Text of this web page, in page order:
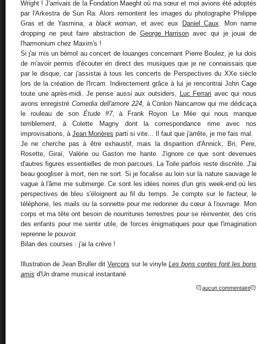
Wright ! J'arrivais de la Fondation Maeght où ma sœur et moi avions été adoptés
par l'Arkestra de Sun Ra. Alors remontent les images du photographe Philippe
Gras et de Yasmina, a black woman, et avec eux Daniel Caux . Mon name
dropping ne peut faire abstraction de George Harrison avec qui je jouai de
l'harmonium chez Maxim's !
Si j'ai mis un bémol au concert de louanges concernant Pierre Boulez, je lui dois
de m'avoir permis d'écouter en direct des musiques que je ne connaissais que
par le disque, car j'assistai à tous les concerts de Perspectives du XXe siècle
lors de la création de l'Ircam. Indirectement grâce à lui je rencontrai John Cage
toute une après-midi. Je pense aussi aux outsiders,
Luc Ferrari avec qui nous
avons enregistré Comedia dell'amore 224, à Conlon Nancarrow qui me dédicaça
le rouleau de sonÉtude #7, à Frank Royon Le Mée qui nous manque
terriblement, à Colette Magny dont la correspondance rime avec nos
improvisations, à Jean Morières parti si vite... Il faut que j'arrête, je me fais mal.
Je ne cherche pas à être exhaustif, mais la disparition d'Annick, Bri, Pere,
Rosette, Giraï, Valérie ou Gaston me hante. J'ignore ce que sont devenues
d'autres figures essentielles de mon parcours. La Toile parfois reste discrète. J'ai
beau googliser à mort, rien ne sort. Si je focalise au loin sur la nature sauvage le
vague à l'âme me submerge. Ce sont les idées noires d'un gris week-end où les
perspectives de bleu s'éloignent au fil du temps. Je compte sur le facteur, le
téléphone, les mails ou la sonnette pour me redonner du cœur à l'ouvrage. Mon
corps et ma tête ont besoin de nourritures terrestres pour se réinventer, des cris
des enfants pour me sentir utile, de forces énigmatiques pour que l'imagination
reprenne le pouvoir.
Bilan des courses : j'ai la crève !
Illustration de Jean Bruller dit Vercors sur le vinyle Les bons contes font les bons
amis d'Un drame musical instantané
aucun commentaire